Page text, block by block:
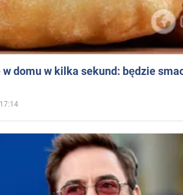
domu w kilka sekund: będzie